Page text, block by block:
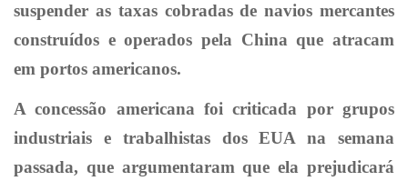
suspender as taxas cobradas de navios mercantes
construídos e operados pela China que atracam
em portos americanos.
A concessão americana foi criticada por grupos
industriais e trabalhistas dos EUA na semana
passada, que argumentaram que ela prejudicará